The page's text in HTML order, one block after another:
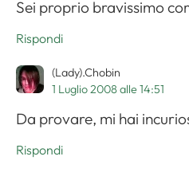
Sei proprio bravissimo
Rispondi
(Lady).Chobin
1 Luglio 2008 alle 14:51
Da provare, mi hai
Rispondi